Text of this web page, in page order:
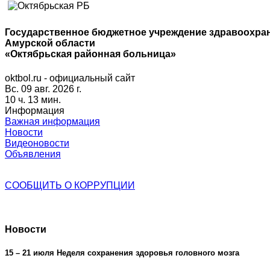
Государственное бюджетное учреждение
Амурской области
«Октябрьская районная больница»
oktbol.ru - официальный сайт
Вс. 09 авг. 2026 г.
10 ч. 13 мин.
Информация
Важная информация
Новости
Видеоновости
Объявления
СООБЩИТЬ О КОРРУПЦИИ
Новости
15 – 21 июля Неделя сохранения здоровья головного мозга